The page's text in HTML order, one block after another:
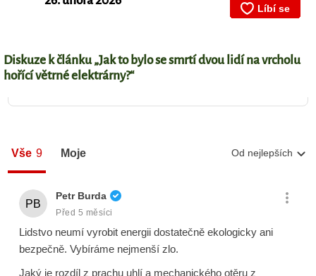
Diskuze k článku „Jak to bylo se smrtí dvou lidí na vrcholu
hořící větrné elektrárny?“